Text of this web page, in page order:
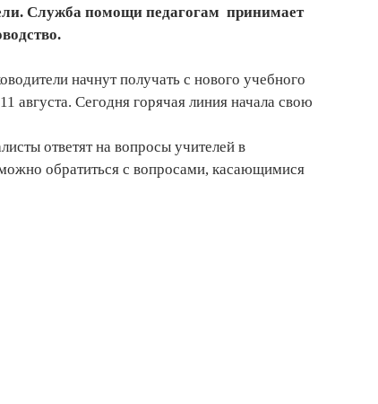
Служба помощи педагогам принимает
начнут получать с нового учебного
августа. Сегодня горячая линия начала свою
ответят на вопросы учителей в
обратиться с вопросами, касающимися